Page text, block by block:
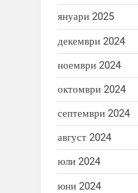
януари 2025
декември 2024
ноември 2024
октомври 2024
септември 2024
август 2024
юли 2024
юни 2024